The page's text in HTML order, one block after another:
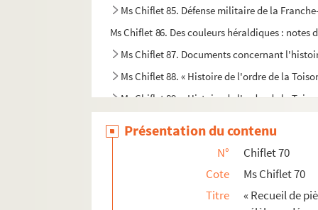
Ms Chiflet 85. Défense militaire de la
Ms Chiflet 86. Des couleurs héraldiques : notes
Ms Chiflet 87. Documents concernant
Ms Chiflet 88. « Histoire de l'ordre de la
Ms Chiflet 89. « Histoire de l'ordre de la
Présentation du contenu
N°
Chiflet 70
Cote
Ms Chiflet 70
Titre
« Recueil de